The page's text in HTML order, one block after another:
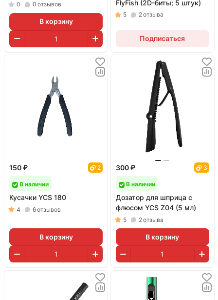
0 0 отзывов
В корзину
FlyFish (2D-биты; 5 штук)
5 2отзыва
Подписаться
150 ₽ 2
В наличии
Кусачки YCS 180
4 6отзывов
В корзину
300 ₽ 3
В наличии
Дозатор для шприца с
флюсом YCS Z04 (5 мл)
5 2отзыва
В корзину